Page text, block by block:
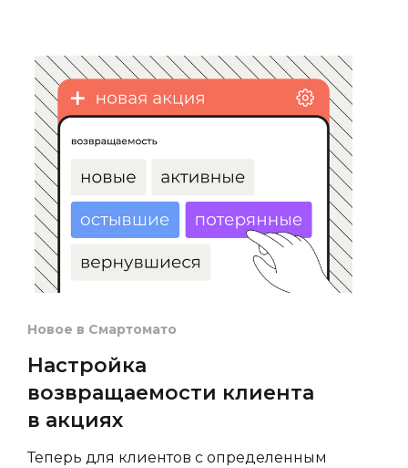
Новое в Смартомато
Настройка
возвращаемости клиента
в акциях
Теперь для клиентов с определенным